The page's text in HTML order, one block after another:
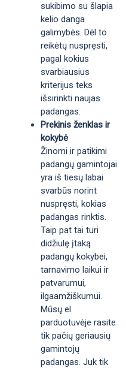
sukibimo su šlapia
kelio danga
galimybės. Dėl to
reikėtų nuspręsti,
pagal kokius
svarbiausius
kriterijus teks
išsirinkti naujas
padangas.
Prekinis ženklas ir
kokybė
Žinomi ir patikimi
padangų gamintojai
yra iš tiesų labai
svarbūs norint
nuspręsti, kokias
padangas rinktis.
Taip pat tai turi
didžiulę įtaką
padangų kokybei,
tarnavimo laikui ir
patvarumui,
ilgaamžiškumui.
Mūsų el.
parduotuvėje rasite
tik pačių geriausių
gamintojų
padangas. Juk tik